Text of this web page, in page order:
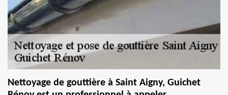
Nettoyage de gouttière à Saint Aigny, Guichet